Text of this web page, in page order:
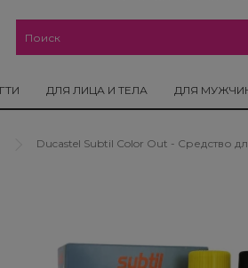
ДЛЯ ЛИЦА И ТЕЛА ДЛЯ
Ducastel Subtil Color Out - Средство